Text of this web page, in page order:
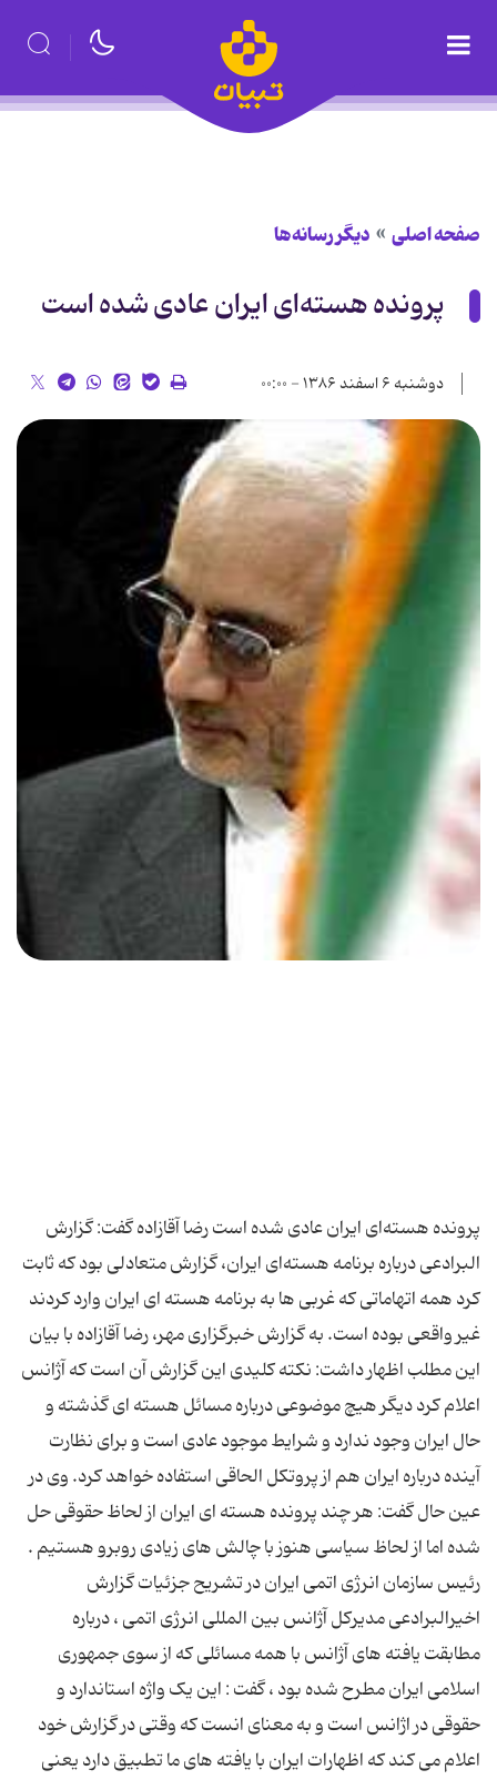
صفحه اصلی دیگر رسانه‌ها
پرونده هسته‌ای ایران عادی شده است
دوشنبه ۶ اسفند ۱۳۸۶ - ۰۰:۰۰
پرونده هسته‌ای ایران عادی شده است رضا آقازاده گفت: ‌گزارش
البرادعی درباره برنامه هسته‌ای ایران، گزارش متعادلی بود که ثابت
کرد همه اتهاماتی که غربی ها به برنامه هسته ای ایران وارد کردند
غیر واقعی بوده است. به گزارش خبرگزاری مهر، رضا آقازاده با بیان
این مطلب اظهار داشت: نکته کلیدی این گزارش آن است که آژانس
اعلام کرد دیگر هیچ موضوعی درباره مسائل هسته ای گذشته و
حال ایران وجود ندارد و شرایط موجود عادی است و برای نظارت
آینده درباره ایران هم از پروتکل الحاقی استفاده خواهد کرد. وی در
عین حال گفت: هر چند پرونده هسته ای ایران از لحاظ حقوقی حل
شده اما از لحاظ سیاسی هنوز با چالش های زیادی روبرو هستیم .
رئیس سازمان انرژی اتمی ایران در تشریح جزئیات گزارش
اخیرالبرادعی مدیرکل آژانس بین المللی انرژی اتمی ، درباره
مطابقت یافته های آژانس با همه مسائلی که از سوی جمهوری
اسلامی ایران مطرح شده بود ، گفت : این یک واژه استاندارد و
حقوقی در اژانس است و به معنای انست که وقتی در گزارش خود
اعلام می کند که اظهارات ایران با یافته های ما تطبیق دارد یعنی